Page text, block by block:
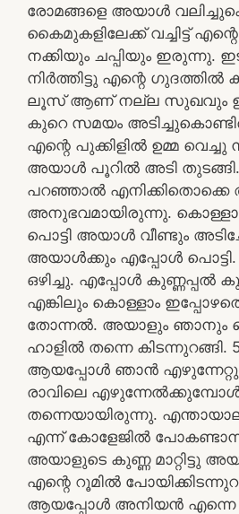
രോമങ്ങളെ അയാൾ
കൈമുകളിലേക്ക് വച്ചിട്ട്
നക്കിയും ചപ്പിയും ഇരുന്നു.
നിർത്തിട്ടു എന്റെ ഗുദത്തിൽ
ലൂസ് ആണ് നല്ല സുഖവും
കുറെ സമയം
എന്റെ പുക്കിളിൽ ഉമ്മ വെച്ചു
അയാൾ പൂറിൽ അടി
പറഞ്ഞാൽ
അനുഭവമായിരുന്നു.
പൊട്ടി അയാൾ വീണ്ടും
അയാൾക്കും എപ്പോൾ
ഒഴിച്ചു. എപ്പോൾ കുണ്ണപ്പൽ
എങ്കിലും കൊള്ളാം
തോന്നൽ. അയാളും ഞാനും
ഹാളിൽ തന്നെ കിടന്നുറങ്ങി.
ആയപ്പോൾ ഞാൻ
രാവിലെ
തന്നെയായിരുന്നു.
എന്ന് കോളേജിൽ
അയാളുടെ കുണ്ണ മാറ്റിട്ടു
എന്റെ റൂമിൽ
ആയപ്പോൾ അനിയൻ എന്നെ